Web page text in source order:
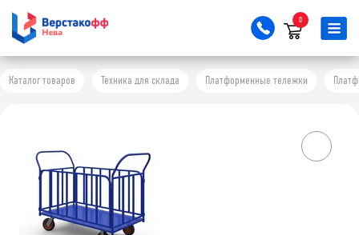
0
Каталог товаров Техника для склада Платформенные тележки